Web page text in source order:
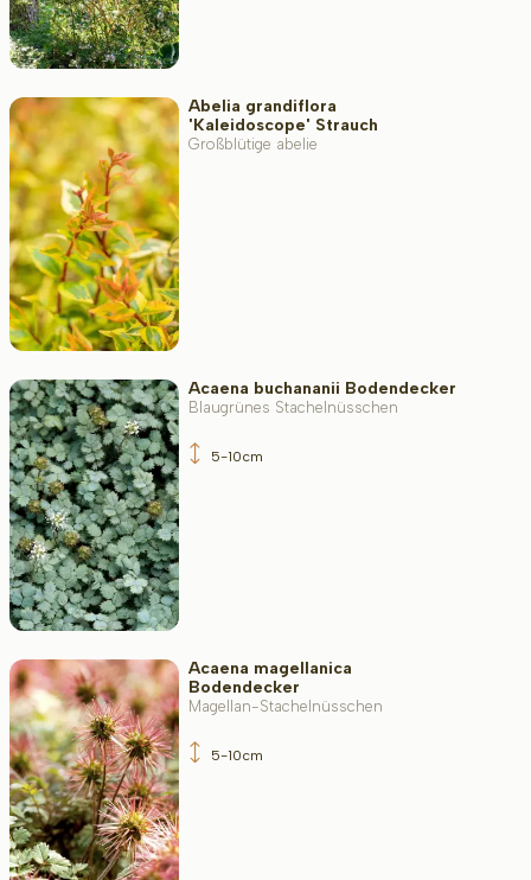
Blattfarbe
Widerstandsfähigkeit
Immergrün
Duftend
Fruchttragend
Bodenart
Filter toepassen
Abelia grandiflora
'Kaleidoscope' Strauch
Großblütige abelie
Acaena buchananii Bodendecker
Blaugrünes Stachelnüsschen
5-10cm
Acaena magellanica
Bodendecker
Magellan-Stachelnüsschen
5-10cm